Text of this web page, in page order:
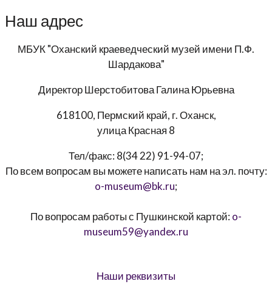
Наш адрес
МБУК "Оханский краеведческий музей имени П.Ф.
Шардакова"
ДиректорШерстобитова Галина Юрьевна
618100, Пермский край, г. Оханск,
улица Красная 8
Тел/факс: 8(34 22) 91-94-07;
По всем вопросам вы можете написать нам на эл. почту:
o-museum@bk.ru;
По вопросам работы с Пушкинской картой: o-
museum59@yandex.ru
Наши реквизиты